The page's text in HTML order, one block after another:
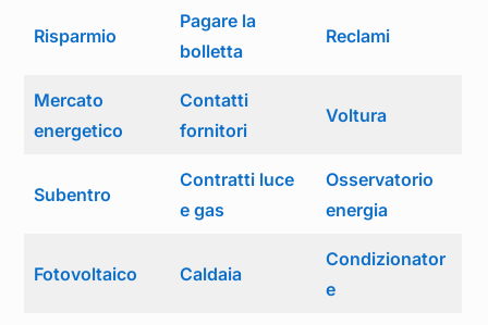
Risparmio
Pagare la
bolletta
Reclami
Mercato
energetico
Contatti
fornitori
Voltura
Subentro
Contratti luce
e gas
Osservatorio
energia
Fotovoltaico Caldaia
Condizionator
e